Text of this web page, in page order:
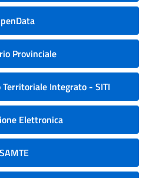
Provinciale
Integrato - SITI
Elettronica
SAMTE